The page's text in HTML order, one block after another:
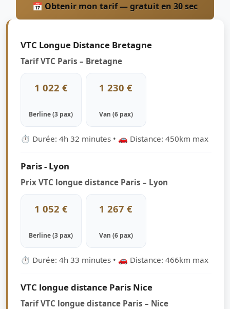
📅 Obtenir mon tarif — gratuit en 30 sec
VTC Longue Distance Bretagne
Tarif VTC Paris – Bretagne
1 022 €
Berline (3 pax)
1 230 €
Van (6 pax)
⏱ Durée: 4h 32 minutes • 🚗 Distance: 450km max
Paris - Lyon
Prix VTC longue distance Paris – Lyon
1 052 €
Berline (3 pax)
1 267 €
Van (6 pax)
⏱ Durée: 4h 33 minutes • 🚗 Distance: 466km max
VTC longue distance Paris Nice
Tarif VTC longue distance Paris – Nice